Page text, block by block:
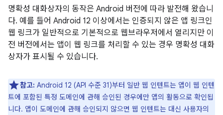
명확성 대화상자의 동작은 Android 버전에 따라 발전해 왔습니
다. 예를 들어 Android 12 이상에서는 인증되지 않은 앱 링크인
웹 링크가 일반적으로 기본적으로 웹브라우저에서 열리지만 이
전 버전에서는 앱이 웹 링크를 처리할 수 있는 경우 명확성 대화
상자가 표시될 수 있습니다.
참고: Android 12 (API 수준 31)부터 일반 웹 인텐트는 앱이 웹 인텐
트에 포함된 특정 도메인에 관해 승인된 경우에만 앱의 활동으로 확인됩
니다. 앱이 도메인에 관해 승인되지 않으면 웹 인텐트는 대신 사용자의